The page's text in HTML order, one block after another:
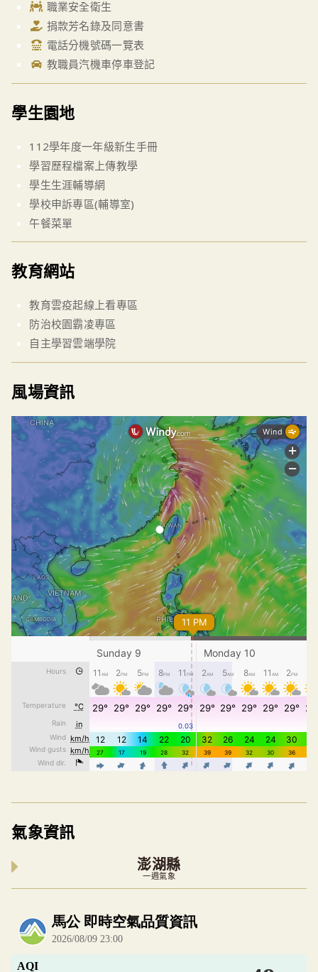
職業安全衛生
捐款芳名錄及同意書
電話分機號碼一覽表
教職員汽機車停車登記
學生園地
112學年度一年級新生手冊
學習歷程檔案上傳教學
學生生涯輔導網
學校申訴專區(輔導室)
午餐菜單
教育網站
教育雲疫起線上看專區
防治校園霸凌專區
自主學習雲端學院
風場資訊
氣象資訊
澎湖縣
一週氣象
內嵌空氣品質小工具為視覺預覽，完整即時空